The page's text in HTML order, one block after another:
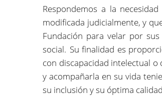
Respondemos a la
modificada judicialmente, y
Fundación para velar por
social. Su finalidad es
con discapacidad intelectual
y acompañarla en su vida
su inclusión y su óptima